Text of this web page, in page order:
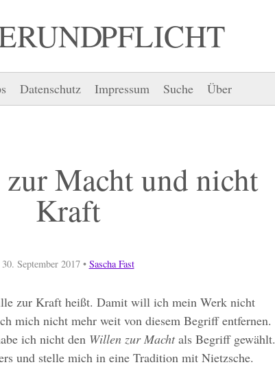
UND PFLICHT
Datenschutz Impressum Suche Über
Macht und nicht
Kraft
30. September 2017• Sascha Fast
zur Kraft heißt. Damit will ich mein Werk nicht
mich nicht mehr weit von diesem Begriff entfernen.
ich nicht den Willen zur Machtals Begriff gewählt.
und stelle mich in eine Tradition mit Nietzsche.